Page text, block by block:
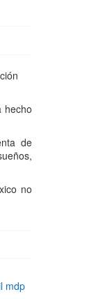
hecho
de
no
mdp